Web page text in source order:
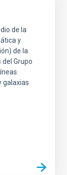
de la
y
de la
Grupo
galaxias